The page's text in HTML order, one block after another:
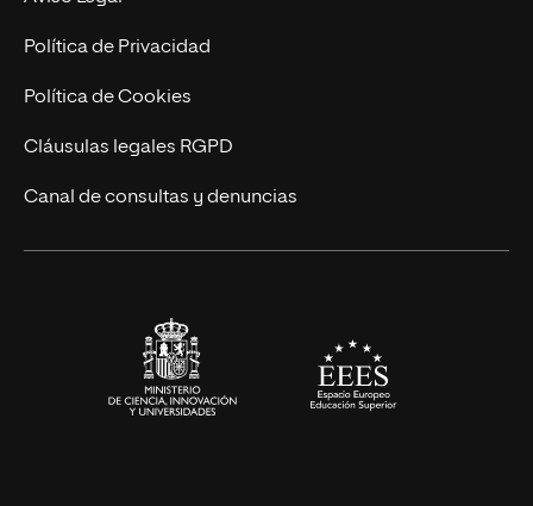
Marketing y Comunicación
Ingeniería
Diseño
Ciencias de la Salud
Política de Privacidad
Política de Cookies
Cláusulas legales RGPD
Canal de consultas y denuncias